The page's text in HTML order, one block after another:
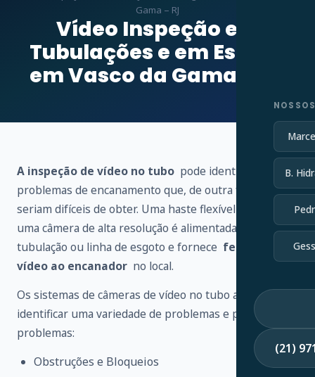
B.
(21)
Gama – RJ
Vídeo Inspeção em
Tubulações e em Esgoto
em Vasco da Gama – RJ
A inspeção de vídeo no tubo pode identificar vários
problemas de encanamento que, de outra forma,
seriam difíceis de obter. Uma haste flexível conectada a
uma câmera de alta resolução é alimentada através de
tubulação ou linha de esgoto e fornece feedback de
vídeo ao encanador no local.
Os sistemas de câmeras de vídeo no tubo ajudam a
identificar uma variedade de problemas e possíveis
problemas:
Obstruções e Bloqueios